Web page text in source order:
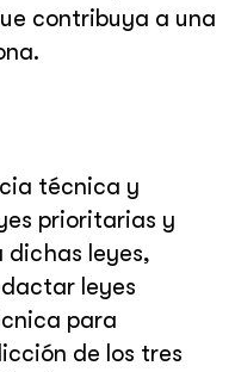
contribuya a una
técnica y
prioritarias y
dichas leyes,
leyes
para
de los tres